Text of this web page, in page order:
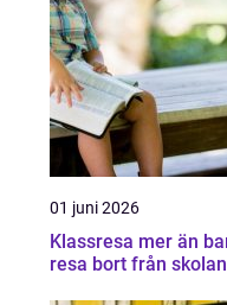
01 juni 2026
Klassresa mer än bara en
resa bort från skolan